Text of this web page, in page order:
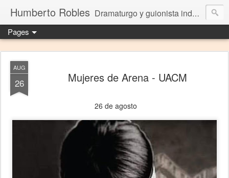
Humberto Robles Dramaturgo y guionista independiente
Pages
AUG
26 Mujeres de Arena - UACM
26 de agosto